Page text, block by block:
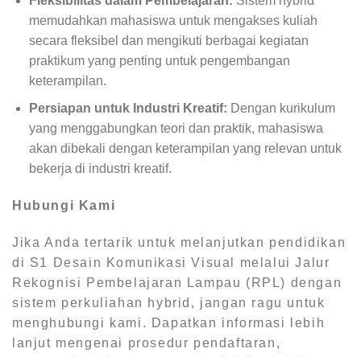
memudahkan mahasiswa untuk mengakses kuliah
secara fleksibel dan mengikuti berbagai kegiatan
praktikum yang penting untuk pengembangan
keterampilan.
Persiapan untuk Industri Kreatif: Dengan kurikulum
yang menggabungkan teori dan praktik, mahasiswa
akan dibekali dengan keterampilan yang relevan untuk
bekerja di industri kreatif.
Hubungi Kami
Jika Anda tertarik untuk melanjutkan pendidikan
di S1 Desain Komunikasi Visual melalui Jalur
Rekognisi Pembelajaran Lampau (RPL) dengan
sistem perkuliahan hybrid, jangan ragu untuk
menghubungi kami. Dapatkan informasi lebih
lanjut mengenai prosedur pendaftaran,